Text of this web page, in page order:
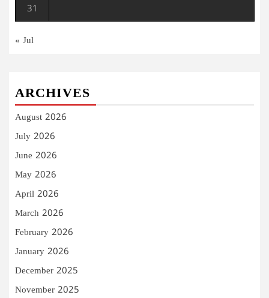
31
« Jul
ARCHIVES
August 2026
July 2026
June 2026
May 2026
April 2026
March 2026
February 2026
January 2026
December 2025
November 2025